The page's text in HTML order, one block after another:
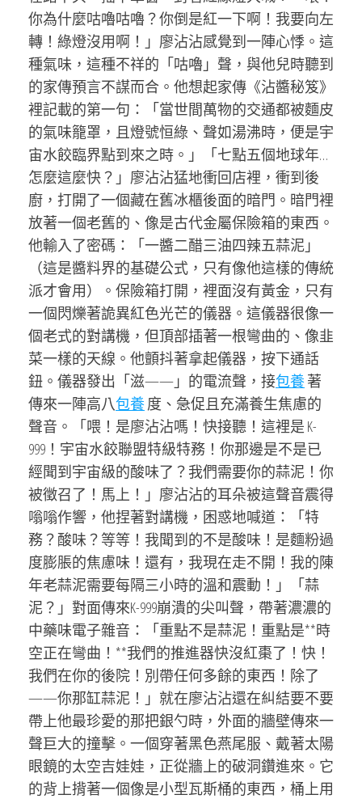
你為什麼咕嚕咕嚕？你倒是紅一下啊！我要向左
轉！綠燈沒用啊！」廖沾沾感覺到一陣心悸。這
種氣味，這種不祥的「咕嚕」聲，與他兒時聽到
的家傳預言不謀而合。他想起家傳《沾醬秘笈》
裡記載的第一句：「當世間萬物的交通都被麵皮
的氣味籠罩，且燈號恒綠、聲如湯沸時，便是宇
宙水餃臨界點到來之時。」「七點五個地球年…
怎麼這麼快？」廖沾沾猛地衝回店裡，衝到後
廚，打開了一個藏在舊冰櫃後面的暗門。暗門裡
放著一個老舊的、像是古代金屬保險箱的東西。
他輸入了密碼：「一醬二醋三油四辣五蒜泥」
（這是醬料界的基礎公式，只有像他這樣的傳統
派才會用）。保險箱打開，裡面沒有黃金，只有
一個閃爍著詭異紅色光芒的儀器。這儀器很像一
個老式的對講機，但頂部插著一根彎曲的、像韭
菜一樣的天線。他顫抖著拿起儀器，按下通話
鈕。儀器發出「滋——」的電流聲，接包養著
傳來一陣高八包養度、急促且充滿養生焦慮的
聲音。「喂！是廖沾沾嗎！快接聽！這裡是 K-
999！宇宙水餃聯盟特級特務！你那邊是不是已
經聞到宇宙級的酸味了？我們需要你的蒜泥！你
被徵召了！馬上！」廖沾沾的耳朵被這聲音震得
嗡嗡作響，他捏著對講機，困惑地喊道：「特
務？酸味？等等！我聞到的不是酸味！是麵粉過
度膨脹的焦慮味！還有，我現在走不開！我的陳
年老蒜泥需要每隔三小時的溫和震動！」「蒜
泥？」對面傳來K-999崩潰的尖叫聲，帶著濃濃的
中藥味電子雜音：「重點不是蒜泥！重點是**時
空正在彎曲！**我們的推進器快沒紅棗了！快！
我們在你的後院！別帶任何多餘的東西！除了
——你那缸蒜泥！」就在廖沾沾還在糾結要不要
帶上他最珍愛的那把銀勺時，外面的牆壁傳來一
聲巨大的撞擊。一個穿著黑色燕尾服、戴著太陽
眼鏡的太空吉娃娃，正從牆上的破洞鑽進來。它
的背上揹著一個像是小型瓦斯桶的東西，桶上用